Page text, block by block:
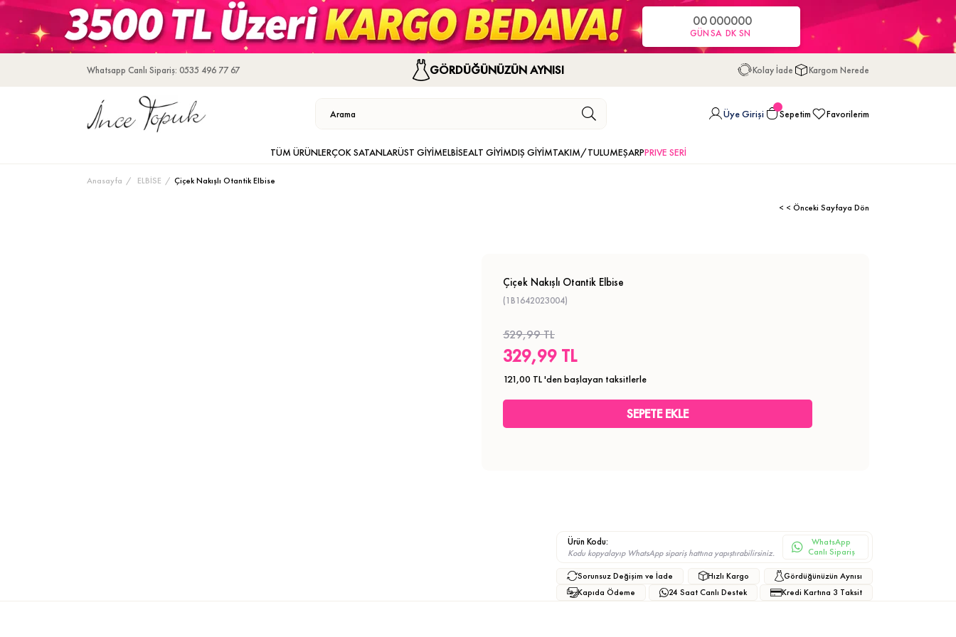
00
GÜN
00
SA
00
DK
00
SN
Whatsapp Canlı Sipariş: 0535 496 77 67 GÖRDÜĞÜNÜZÜN AYNISI Kolay İade Kargom Nerede
Üye Girişi Sepetim Favorilerim
TÜM ÜRÜNLERÇOK SATANLARÜST GİYİMELBİSEALT GİYİMDIŞ GİYİMTAKIM/TULUMEŞARPPRIVE SERİ
Anasayfa ELBİSE Çiçek Nakışlı Otantik Elbise
< < Önceki Sayfaya Dön
Çiçek Nakışlı Otantik Elbise
(1B1642023004)
529,99 TL
329,99 TL
121,00 TL'den başlayan taksitlerle
Ürün Kodu:
Kodu kopyalayıp WhatsApp sipariş hattına yapıştırabilirsiniz.
WhatsApp
Canlı Sipariş
Sorunsuz Değişim ve İade Hızlı Kargo
Gördüğünüzün Aynısı
Kapıda Ödeme
24 Saat Canlı Destek Kredi Kartına 3 Taksit